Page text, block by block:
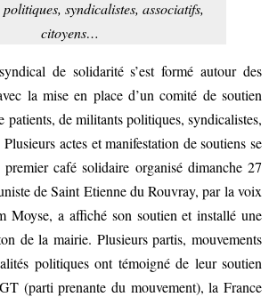
syndicalistes, associatifs,
citoyens…
de solidarité s’est formé autour des
la mise en place d’un comité de soutien
patients, de militants politiques, syndicalistes,
actes et manifestation de soutiens se
café solidaire organisé dimanche 27
de Saint Etienne du Rouvray, par la voix
Moyse, a affiché son soutien et installé une
de la mairie. Plusieurs partis, mouvements
politiques ont témoigné de leur soutien
(parti prenante du mouvement), la France